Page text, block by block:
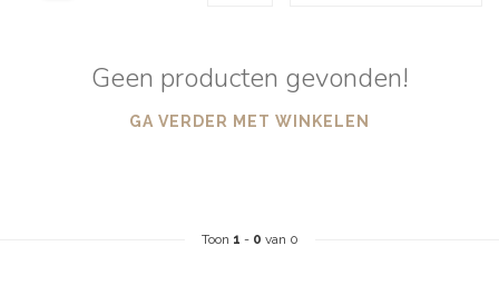
Geen producten gevonden!
GA VERDER MET WINKELEN
Toon 1 - 0 van 0